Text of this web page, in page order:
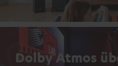
Dolby Atmos